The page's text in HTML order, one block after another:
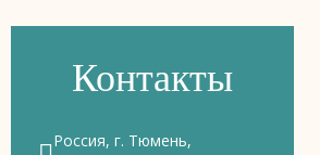
Контакты
Россия, г. Тюмень,